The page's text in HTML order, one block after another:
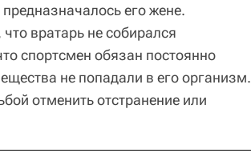
его жене.
вратарь не собирался
спортсмен обязан постоянно
не попадали в его организм.
отменить отстранение или